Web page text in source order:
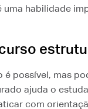
uma habilidade
é possível, mas
ajuda o
com